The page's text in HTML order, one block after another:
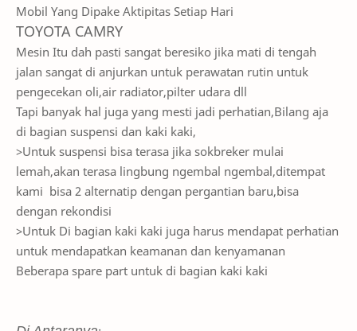
Mobil Yang Dipake Aktipitas Setiap Hari
TOYOTA CAMRY
Mesin Itu dah pasti sangat beresiko jika mati di tengah
jalan sangat di anjurkan untuk perawatan rutin untuk
pengecekan oli,air radiator,pilter udara dll
Tapi banyak hal juga yang mesti jadi perhatian,Bilang aja
di bagian suspensi dan kaki kaki,
>Untuk suspensi bisa terasa jika sokbreker mulai
lemah,akan terasa lingbung ngembal ngembal,ditempat
kami bisa 2 alternatip dengan pergantian baru,bisa
dengan rekondisi
>Untuk Di bagian kaki kaki juga harus mendapat perhatian
untuk mendapatkan keamanan dan kenyamanan
Beberapa spare part untuk di bagian kaki kaki